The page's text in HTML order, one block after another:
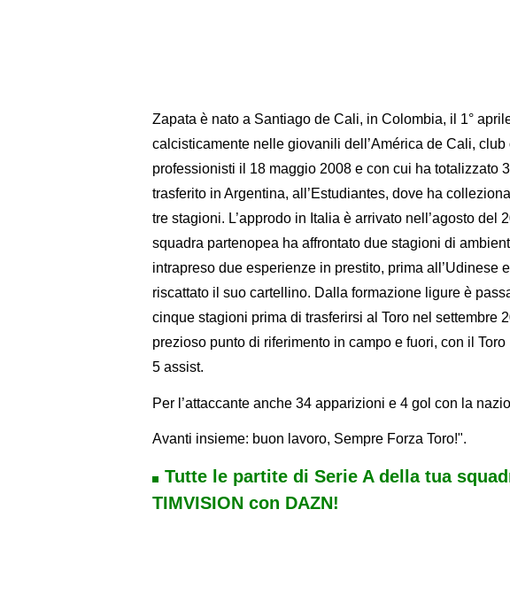
Zapata è nato a Santiago de Cali, in Colombia, il 1°
calcisticamente nelle giovanili dell’América de Cali,
professionisti il 18 maggio 2008 e con cui ha totalizzato
trasferito in Argentina, all’Estudiantes, dove ha
tre stagioni. L’approdo in Italia è arrivato nell’agosto del
squadra partenopea ha affrontato due stagioni di
intrapreso due esperienze in prestito, prima all’Udinese
riscattato il suo cartellino. Dalla formazione ligure è
cinque stagioni prima di trasferirsi al Toro nel settembre
prezioso punto di riferimento in campo e fuori, con il
5 assist.
Per l’attaccante anche 34 apparizioni e 4 gol con la
Avanti insieme: buon lavoro, Sempre Forza Toro!".
Tutte le partite di Serie A della tua
TIMVISION con DAZN!